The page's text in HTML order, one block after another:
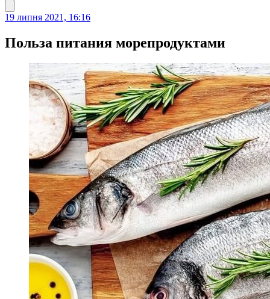
19 липня 2021, 16:16
Польза питания морепродуктами